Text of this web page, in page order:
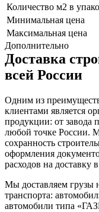
Количество м2 в
Минимальная цена
Максимальная цена
Дополнительно
Доставка
всей России
Одним из
клиентами является
продукции: от завода
любой точке России.
сохранность
оформления
расходов на доставку
Мы доставляем грузы
транспорта:
автомобили типа